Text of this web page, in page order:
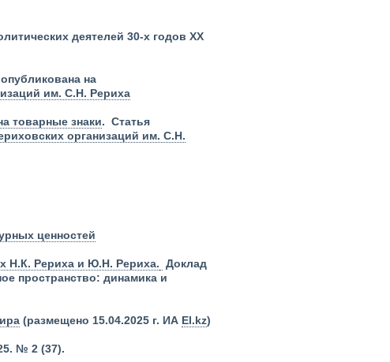
деятелей 30-х годов ХХ
на
им. С.Н. Рериха
товарные знаки. Статья
организаций им. С.Н.
ценностей
Н.К. Рериха и Ю.Н. Рериха. Доклад
пространство: динамика и
(размещено 15.04.2025 г. ИА El.kz)
№ 2 (37).